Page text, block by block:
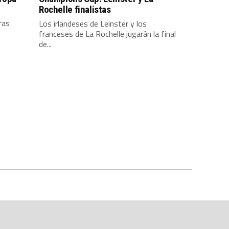
Rochelle finalistas
Los irlandeses de Leinster y los
franceses de La Rochelle jugarán la final
de...